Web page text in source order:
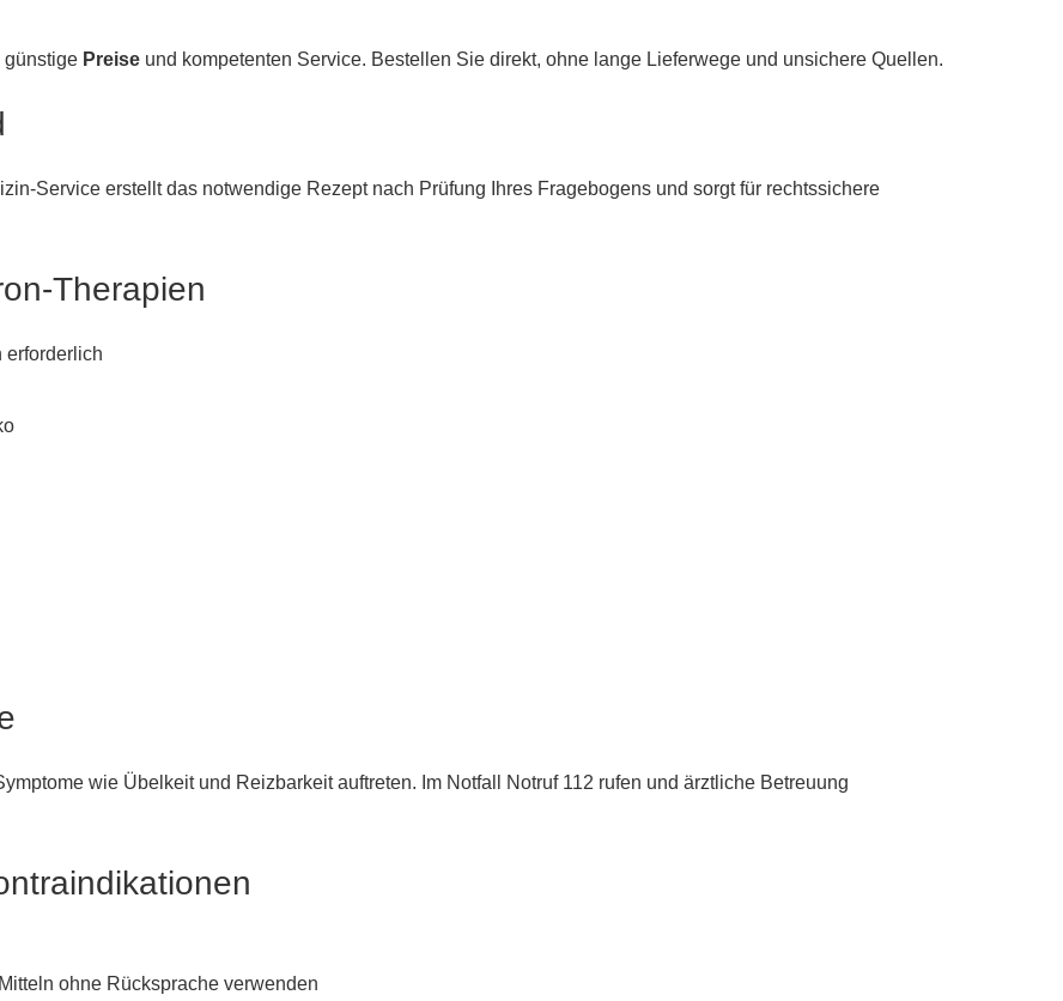
Preise und kompetenten Service. Bestellen Sie direkt, ohne lange Lieferwege und unsichere Quellen.
Service erstellt das notwendige Rezept nach Prüfung Ihres Fragebogens und sorgt für rechtssichere
Therapien
wie Übelkeit und Reizbarkeit auftreten. Im Notfall Notruf 112 rufen und ärztliche Betreuung
ohne Rücksprache verwenden